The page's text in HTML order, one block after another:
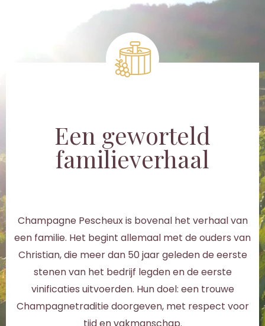
Een geworteld
familieverhaal
Champagne Pescheux is bovenal het verhaal van
een familie. Het begint allemaal met de ouders van
Christian, die meer dan 50 jaar geleden de eerste
stenen van het bedrijf legden en de eerste
vinificaties uitvoerden. Hun doel: een trouwe
Champagnetraditie doorgeven, met respect voor
tijd en vakmanschap.